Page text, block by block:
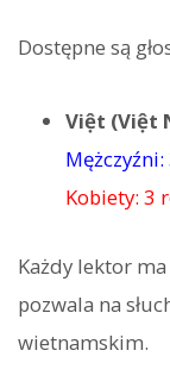
Dostępne są
Việt (Việt
Kobiety: 3
Każdy lektor
pozwala na
wietnamskim.